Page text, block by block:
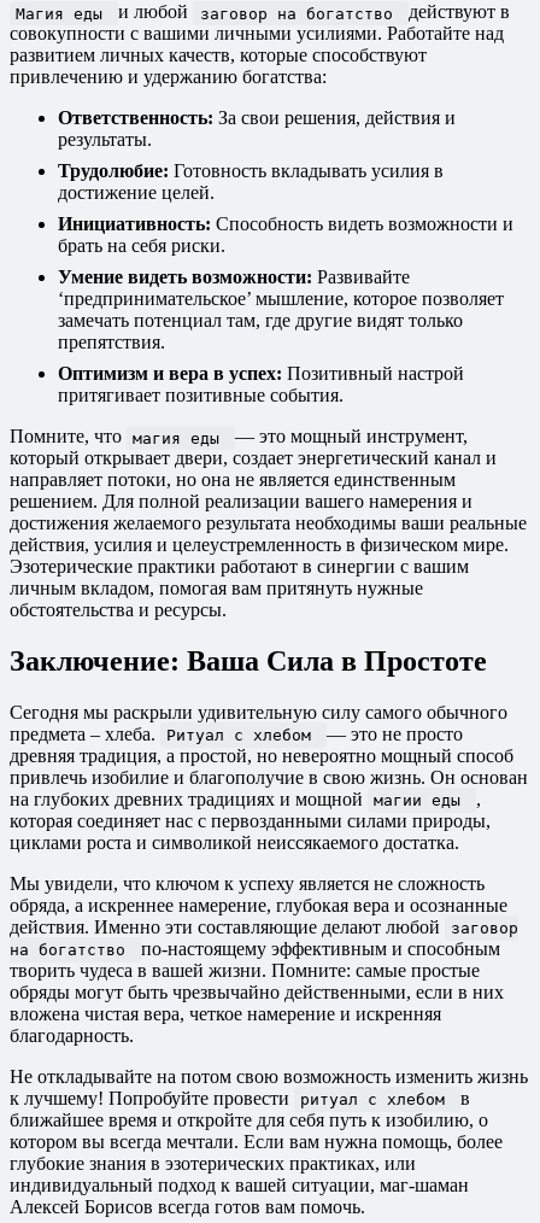
Магия еды и любой заговор на богатство
действуют в
совокупности с вашими личными усилиями. Работайте над
развитием личных качеств, которые способствуют
привлечению и удержанию богатства:
Ответственность: За свои решения, действия и
результаты.
Трудолюбие: Готовность вкладывать усилия в
достижение целей.
Инициативность: Способность видеть возможности и
брать на себя риски.
Умение видеть возможности: Развивайте
‘предпринимательское’ мышление, которое позволяет
замечать потенциал там, где другие видят только
препятствия.
Оптимизм и вера в успех: Позитивный настрой
притягивает позитивные события.
Помните, что
магия еды
— это мощный инструмент,
который открывает двери, создает энергетический канал и
направляет потоки, но она не является единственным
решением. Для полной реализации вашего намерения и
достижения желаемого результата необходимы ваши реальные
действия, усилия и целеустремленность в физическом мире.
Эзотерические практики работают в синергии с вашим
личным вкладом, помогая вам притянуть нужные
обстоятельства и ресурсы.
Заключение: Ваша Сила в Простоте
Сегодня мы раскрыли удивительную силу самого обычного
предмета – хлеба.
Ритуал с хлебом
— это не просто
древняя традиция, а простой, но невероятно мощный способ
привлечь изобилие и благополучие в свою жизнь. Он основан
на глубоких древних традициях и мощной
магии еды
,
которая соединяет нас с первозданными силами природы,
циклами роста и символикой неиссякаемого достатка.
Мы увидели, что ключом к успеху является не сложность
обряда, а искреннее намерение, глубокая вера и осознанные
действия. Именно эти составляющие делают любой
заговор
на богатство
по-настоящему эффективным и способным
творить чудеса в вашей жизни. Помните: самые простые
обряды могут быть чрезвычайно действенными, если в них
вложена чистая вера, четкое намерение и искренняя
благодарность.
Не откладывайте на потом свою возможность изменить жизнь
к лучшему! Попробуйте провести
ритуал с хлебом
в
ближайшее время и откройте для себя путь к изобилию, о
котором вы всегда мечтали. Если вам нужна помощь, более
глубокие знания в эзотерических практиках, или
индивидуальный подход к вашей ситуации, маг-шаман
Алексей Борисов всегда готов вам помочь.